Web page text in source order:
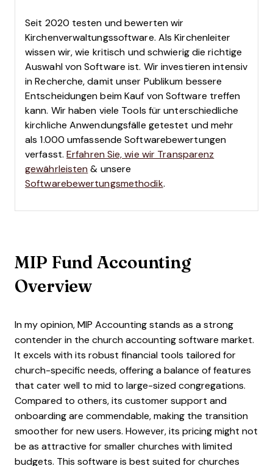
Seit 2020 testen und bewerten wir
Kirchenverwaltungssoftware. Als Kirchenleiter
wissen wir, wie kritisch und schwierig die richtige
Auswahl von Software ist. Wir investieren intensiv
in Recherche, damit unser Publikum bessere
Entscheidungen beim Kauf von Software treffen
kann. Wir haben viele Tools für unterschiedliche
kirchliche Anwendungsfälle getestet und mehr
als 1.000 umfassende Softwarebewertungen
verfasst. Erfahren Sie, wie wir Transparenz
gewährleisten & unsere
Softwarebewertungsmethodik.
MIP Fund Accounting
Overview
In my opinion, MIP Accounting stands as a strong
contender in the church accounting software market.
It excels with its robust financial tools tailored for
church-specific needs, offering a balance of features
that cater well to mid to large-sized congregations.
Compared to others, its customer support and
onboarding are commendable, making the transition
smoother for new users. However, its pricing might not
be as attractive for smaller churches with limited
budgets. This software is best suited for churches